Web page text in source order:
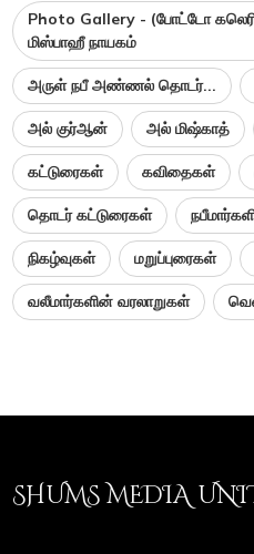
Photo Gallery - (போட்டோ
மிஸ்பாஹீ நாயகம்
அருள் நபீ அண்ணல் தொடர்...
அல் குர்ஆன் அல் மிஷ்காத்
கட்டுரைகள் கவிதைகள்
தொடர் கட்டுரைகள்
நிகழ்வுகள் மறுப்புரைகள்
வலீமார்களின் வரலாறுகள்
SHUMS MEDIA